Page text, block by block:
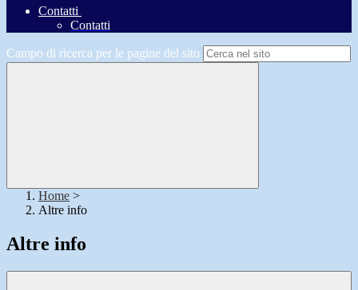
Contatti
Contatti
Campo di ricerca per le pagine del sito
Home >
Altre info
Altre info